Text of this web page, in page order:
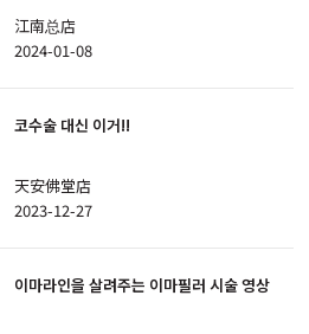
江南总店
2024-01-08
코수술 대신 이거!!
天安佛堂店
2023-12-27
이마라인을 살려주는 이마필러 시술 영상